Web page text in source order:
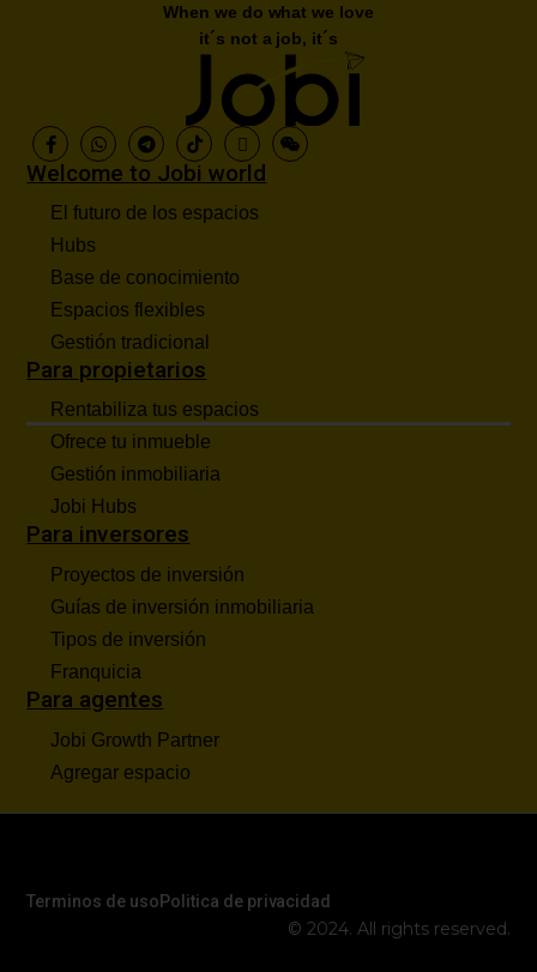
When we do what we love
it´s not a job, it´s
Welcome to Jobi world
El futuro de los espacios
Hubs
Base de conocimiento
Espacios flexibles
Gestión tradicional
Para propietarios
Rentabiliza tus espacios
Ofrece tu inmueble
Gestión inmobiliaria
Jobi Hubs
Para inversores
Proyectos de inversión
Guías de inversión inmobiliaria
Tipos de inversión
Franquicia
Para agentes
Jobi Growth Partner
Agregar espacio
Terminos de uso Politica de privacidad
© 2024. All rights reserved.